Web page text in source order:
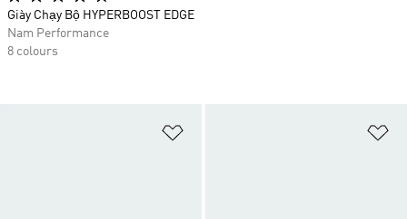
Giày Chạy Bộ HYPERBOOST EDGE
Nam Performance
8 colours